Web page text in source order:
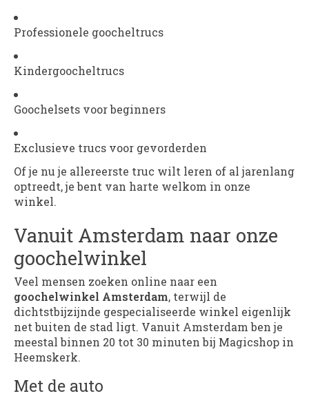
Professionele goocheltrucs
Kindergoocheltrucs
Goochelsets voor beginners
Exclusieve trucs voor gevorderden
Of je nu je allereerste truc wilt leren of al jarenlang
optreedt, je bent van harte welkom in onze
winkel.
Vanuit Amsterdam naar onze
goochelwinkel
Veel mensen zoeken online naar een
goochelwinkel Amsterdam, terwijl de
dichtstbijzijnde gespecialiseerde winkel eigenlijk
net buiten de stad ligt. Vanuit Amsterdam ben je
meestal binnen 20 tot 30 minuten bij Magicshop in
Heemskerk.
Met de auto